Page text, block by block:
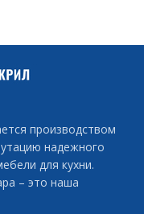
производством
надежного
для кухни.
– это наша